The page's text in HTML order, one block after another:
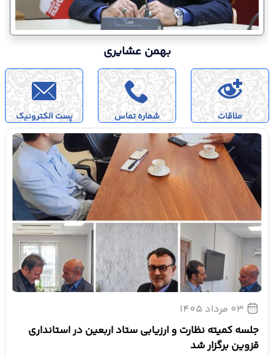
بهمن عشایری
ملاقات شماره تماس پست الکترونیک
03 مرداد 1405
جلسه کمیته نظارت و ارزیابی ستاد اربعین در استانداری
قزوین برگزار شد